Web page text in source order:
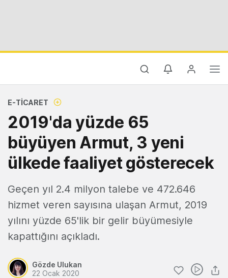
E-TICARET
2019'da yüzde 65
büyüyen Armut, 3 yeni
ülkede faaliyet gösterecek
Geçen yıl 2.4 milyon talebe ve 472.646
hizmet veren sayısına ulaşan Armut, 2019
yılını yüzde 65'lik bir gelir büyümesiyle
kapattığını açıkladı.
Gözde Ulukan
22 Ocak 2020